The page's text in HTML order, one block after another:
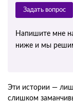
Задать вопрос
Напишите мне
ниже и мы
Эти истории —
слишком